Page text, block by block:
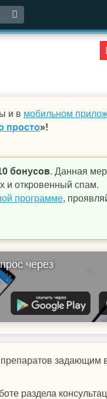
и в мобильном
просто»!
бонусов. Данная
и откровенный спам.
программе,
через
задающим
раздела